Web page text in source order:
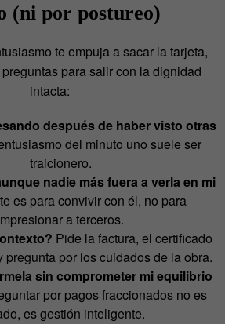
(ni por postureo)
te empuja a sacar la tarjeta,
para salir con la dignidad
intacta:
después de haber visto otras
del minuto uno suele ser
traicionero.
nadie más fuera a verla en mi
es para convivir con él, no para
a terceros.
Pide la factura, el certificado
pregunta por los cuidados de la obra.
sin comprometer mi equilibrio
por pagos fraccionados no es
es gestión inteligente.